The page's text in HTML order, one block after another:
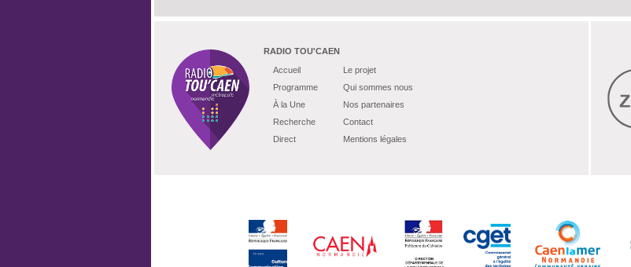
RADIO TOU'CAEN
Accueil
Programme
À la Une
Recherche
Direct
Le projet
Qui sommes nous
Nos partenaires
Contact
Mentions légales